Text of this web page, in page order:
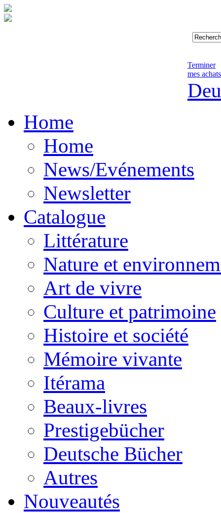
Terminer
mes
Home
Home
News/Evénements
Newsletter
Catalogue
Littérature
Nature et
Art de vivre
Culture et patrimoine
Histoire et société
Mémoire vivante
Itérama
Beaux-livres
Prestigebücher
Deutsche Bücher
Autres
Nouveautés